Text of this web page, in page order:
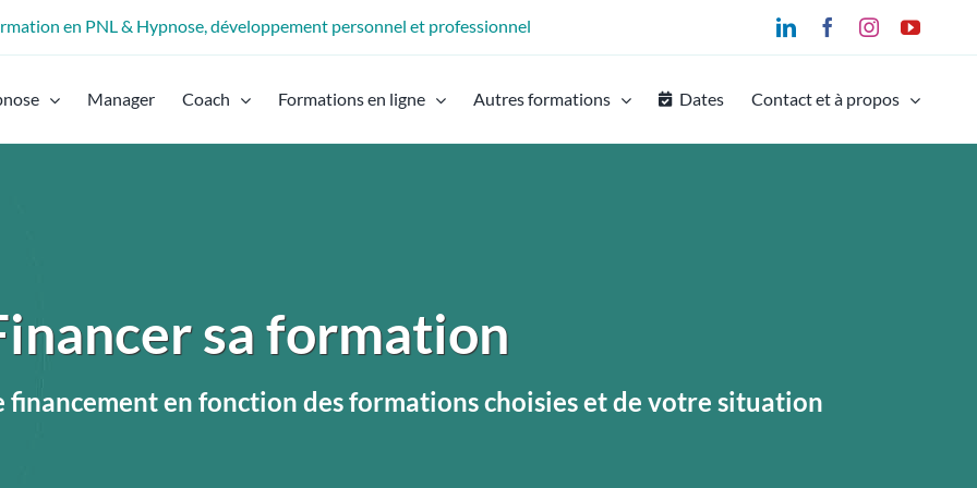
en PNL & Hypnose, développement personnel et professionnel LinkedInFacebookInstagram
Manager Coach Formations en ligne Autres formations Dates Contact et à propos
sa formation
financement en fonction des formations choisies et de votre situation